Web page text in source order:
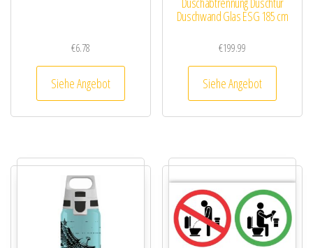
€6.78
Siehe Angebot
Duschwand Glas ESG 185 cm
€199.99
Siehe Angebot